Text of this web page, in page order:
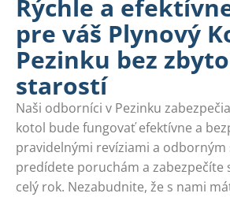
Rýchle a
pre váš Plynový
Pezinku bez
starostí
Naši odborníci v Pezinku
kotol bude fungovať efektívne a
pravidelnými revíziami a odborným
predídete poruchám a zabezpečíte
celý rok. Nezabudnite, že s nami